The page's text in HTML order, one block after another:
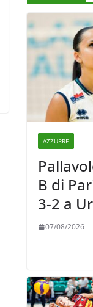
AZZURRE
B di
3-2 a
07/08/2026